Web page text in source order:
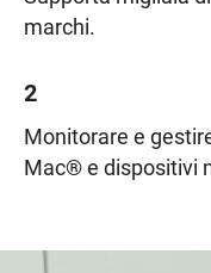
marchi.
2
Monitorare e
Mac® e dispositivi